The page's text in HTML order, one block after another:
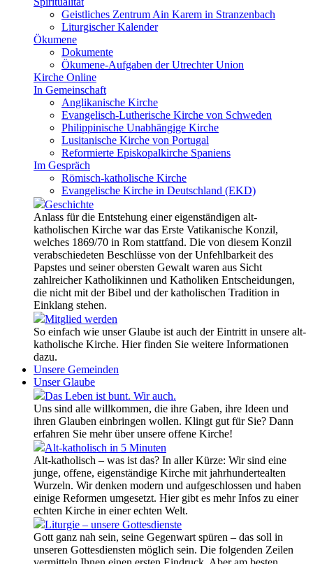
Geistliches Zentrum Ain Karem in Stranzenbach
Liturgischer Kalender
Ökumene
Dokumente
Ökumene-Aufgaben der Utrechter Union
Kirche Online
In Gemeinschaft
Anglikanische Kirche
Evangelisch-Lutherische Kirche von Schweden
Philippinische Unabhängige Kirche
Lusitanische Kirche von Portugal
Reformierte Episkopalkirche Spaniens
Im Gespräch
Römisch-katholische Kirche
Evangelische Kirche in Deutschland (EKD)
Geschichte
Anlass für die Entstehung einer eigenständigen alt-
katholischen Kirche war das Erste Vatikanische Konzil,
welches 1869/70 in Rom stattfand. Die von diesem Konzil
verabschiedeten Beschlüsse von der Unfehlbarkeit des
Papstes und seiner obersten Gewalt waren aus Sicht
zahlreicher Katholikinnen und Katholiken Entscheidungen,
die nicht mit der Bibel und der katholischen Tradition in
Einklang stehen.
Mitglied werden
So einfach wie unser Glaube ist auch der Eintritt in unsere alt-
katholische Kirche. Hier finden Sie weitere Informationen
dazu.
Unsere Gemeinden
Unser Glaube
Das Leben ist bunt. Wir auch.
Uns sind alle willkommen, die ihre Gaben, ihre Ideen und
ihren Glauben einbringen wollen. Klingt gut für Sie? Dann
erfahren Sie mehr über unsere offene Kirche!
Alt-katholisch in 5 Minuten
Alt-katholisch – was ist das? In aller Kürze: Wir sind eine
junge, offene, eigenständige Kirche mit jahrhundertealten
Wurzeln. Wir denken modern und aufgeschlossen und haben
einige Reformen umgesetzt. Hier gibt es mehr Infos zu einer
echten Kirche in einer echten Welt.
Liturgie – unsere Gottesdienste
Gott ganz nah sein, seine Gegenwart spüren – das soll in
unseren Gottesdiensten möglich sein. Die folgenden Zeilen